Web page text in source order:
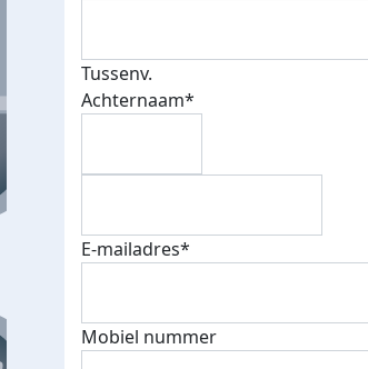
E-mails verstuurd
Top fondsenwerver
Tussenv.
Achternaam*
E-mailadres*
Mobiel nummer